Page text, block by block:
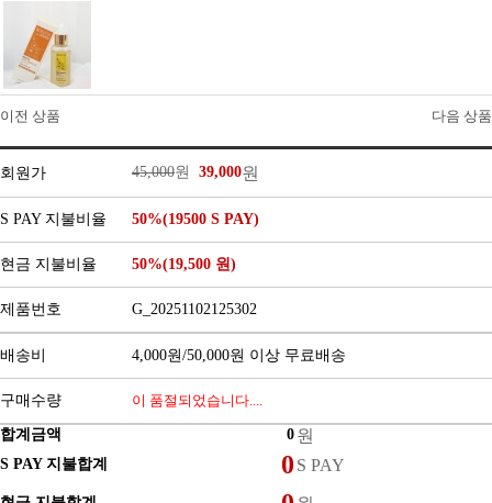
이전 상품 다음 상품
회원가 45,000원 39,000원
S PAY 지불비율 50%(19500 S PAY)
현금 지불비율 50%(19,500 원)
제품번호 G_20251102125302
배송비 4,000원/50,000원 이상 무료배송
구매수량 이 품절되었습니다....
합계금액 원
S PAY 지불합계 S PAY